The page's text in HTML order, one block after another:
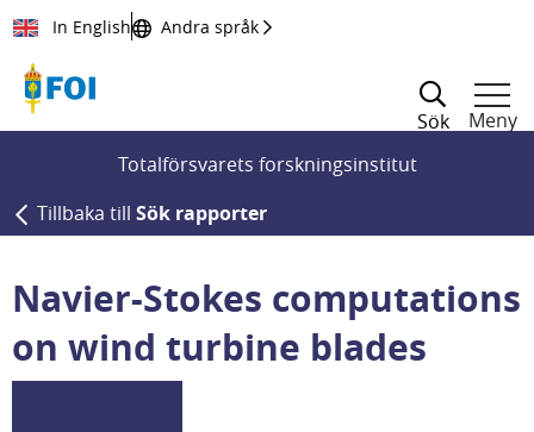
Till innehållet
In English Andra språk
Sök
Meny
Totalförsvarets forskningsinstitut
Tillbaka till Sök rapporter
Navier-Stokes computations
on wind turbine blades